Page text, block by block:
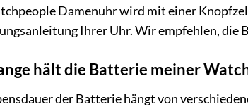
Damenuhr wird mit einer
Ihrer Uhr. Wir empfehlen, die
hält die Batterie meiner
der Batterie hängt von